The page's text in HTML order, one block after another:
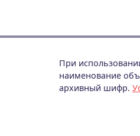
При
наименование
архивный шифр.